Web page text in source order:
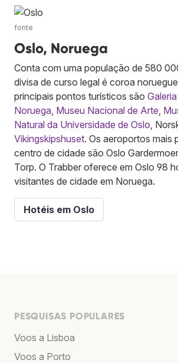
fonte
Oslo, Noruega
Conta com uma população de 580
divisa de curso legal é coroa
principais pontos turísticos são
Noruega Museu Nacional de Arte
Natural da Universidade de Oslo ,
Vikingskipshuset. Os aeroportos mais
centro de cidade são Oslo
Torp. O Trabber oferece em Oslo 98
visitantes de cidade em Noruega.
Hotéis em Oslo
PESQUISAS POPULARES
Voos a Lisboa
Voos a Porto